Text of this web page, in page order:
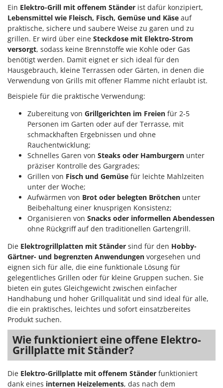
Grubber - Tiefenlockerer
Grubber für Traktor
H
Häcksler
Handsägen auf Verlängerung
Heckcontainer für Traktoren
Heckenscheren
Heißluftfritteusen
Heizkanonen und Elektroheizer
Hochdruckreiniger
Hochgrasmäher
Holzbacköfen Außenbereich für Pizza und Braten
Holzspalter
Hubwagen
Kabelpflüge für die Drainage
Kartoffellegemaschine für Traktoren
Kartoffelroder für Traktoren
Kehrmaschinen
Kettensägen
Kippbare Heckschaufeln für Traktoren
Klimaanlagen – Klimageräte
Knetmaschinen
Knochensägen
Kompressoren - elektrisch
Kompressoren für Ernte und Baumschnitt
Castellari
Ceccato Olindo
Char-Broil
Classe
Clementi
Cofra
Comet
Cresco
Cruccolini
CTEK
Dal Degan
DCG
Deca
DeWalt
Di Martino
Diavola Pro
Diesse
Docma
Dominion
Dreame
E
Echo
EcoFlow
Effeuno
Ein Elektro-Grill mit offenem Ständer ist dafür konzipiert,
Lebensmittel wie Fleisch, Fisch, Gemüse und Käse auf
praktische, sichere und saubere Weise zu garen und zu
grillen. Er wird über eine Steckdose mit Elektro-Strom
versorgt, sodass keine Brennstoffe wie Kohle oder Gas
benötigt werden. Damit eignet er sich ideal für den
Hausgebrauch, kleine Terrassen oder Gärten, in denen die
Verwendung von Grills mit offener Flamme nicht erlaubt ist.
Beispiele für die praktische Verwendung:
Zubereitung von Grillgerichten im Freien für 2-5
Personen im Garten oder auf der Terrasse, mit
schmackhaften Ergebnissen und ohne
Rauchentwicklung;
Schnelles Garen von Steaks oder Hamburgern unter
präziser Kontrolle des Gargrades;
Grillen von Fisch und Gemüse für leichte Mahlzeiten
unter der Woche;
Aufwärmen von Brot oder belegten Brötchen unter
Beibehaltung einer knusprigen Konsistenz;
Organisieren von Snacks oder informellen Abendessen
ohne Rückgriff auf den traditionellen Gartengrill.
Die Elektrogrillplatten mit Ständer sind für den Hobby-
Gärtner- und begrenzten Anwendungen vorgesehen und
eignen sich für alle, die eine funktionale Lösung für
gelegentliches Grillen oder für kleine Gruppen suchen. Sie
bieten ein gutes Gleichgewicht zwischen einfacher
Handhabung und hoher Grillqualität und sind ideal für alle,
die ein praktisches, leichtes und sofort einsatzbereites
Produkt suchen.
Wie funktioniert eine offene Elektro-
Grillplatte mit Ständer?
Die Elektro-Grillplatte mit offenem Ständer funktioniert
dank eines internen Heizelements, das nach dem